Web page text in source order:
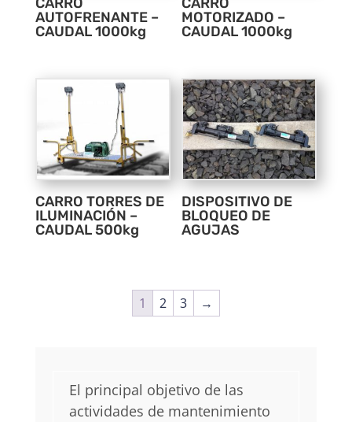
AUTOFRENANTE –
CAUDAL 1000kg
MOTORIZADO –
CAUDAL 1000kg
CARRO TORRES DE
ILUMINACIÓN –
CAUDAL 500kg
DISPOSITIVO DE
BLOQUEO DE
AGUJAS
1 2 3 →
El principal objetivo de las
actividades de mantenimiento